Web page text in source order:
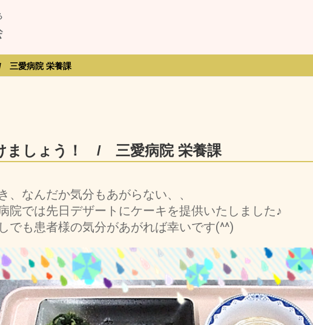
三愛病院 栄養課
ましょう！ / 三愛病院 栄養課
、なんだか気分もあがらない、、
院では先日デザートにケーキを提供いたしました♪
でも患者様の気分があがれば幸いです(^^)